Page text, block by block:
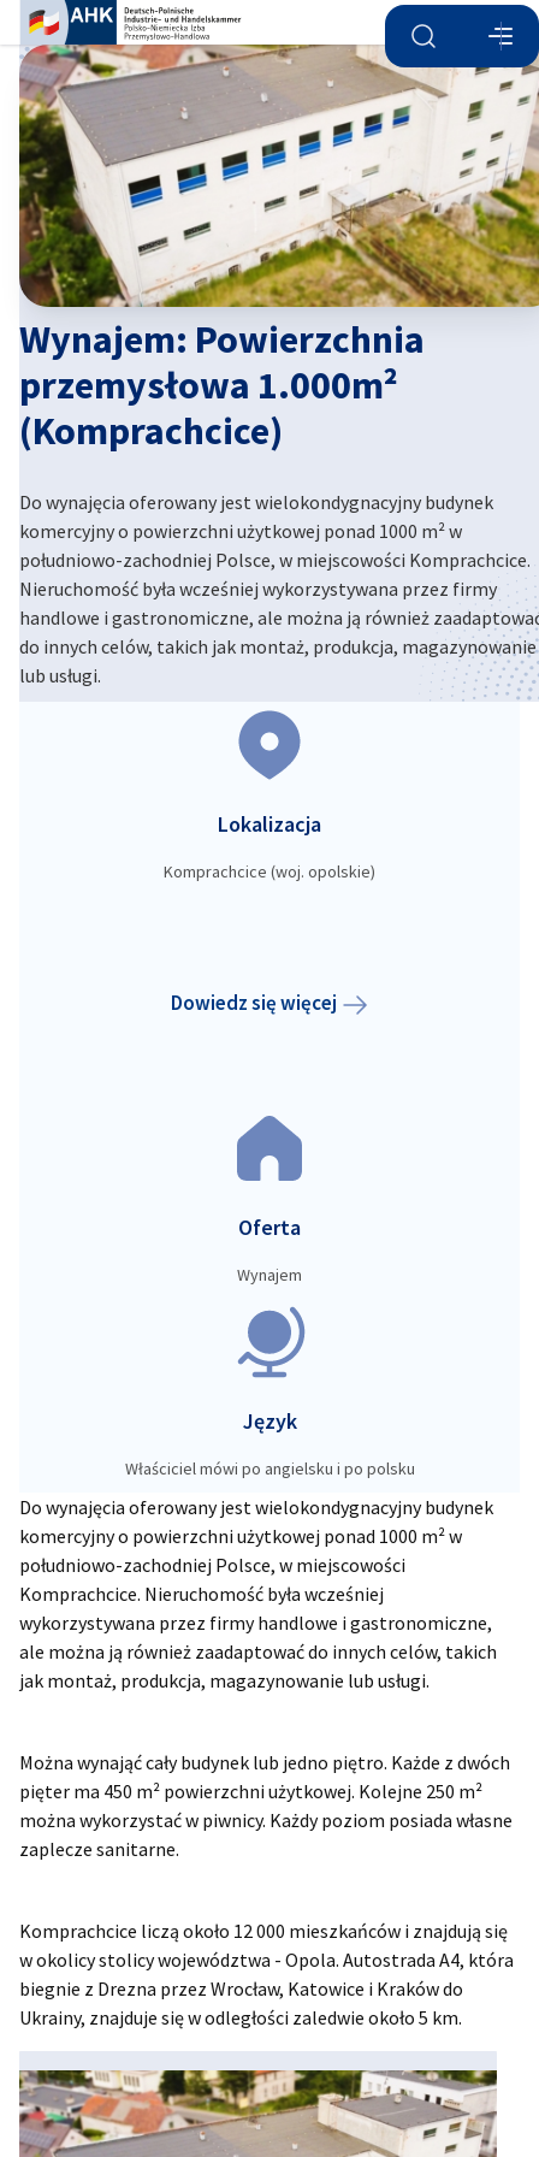
Otwórz
Poland
Wynajem: Powierzchnia
przemysłowa 1.000m²
(Komprachcice)
Do wynajęcia oferowany jest wielokondygnacyjny budynek
komercyjny o powierzchni użytkowej ponad 1000 m² w
południowo-zachodniej Polsce, w miejscowości Komprachcice.
Nieruchomość była wcześniej wykorzystywana przez firmy
handlowe i gastronomiczne, ale można ją również
do innych celów, takich jak montaż, produkcja, magazynowanie
lub usługi.
Lokalizacja
Komprachcice (woj. opolskie)
Dowiedz się więcej
Oferta
Wynajem
Język
Właściciel mówi po angielsku i po polsku
Do wynajęcia oferowany jest wielokondygnacyjny budynek
komercyjny o powierzchni użytkowej ponad 1000 m² w
południowo-zachodniej Polsce, w miejscowości
Komprachcice. Nieruchomość była wcześniej
wykorzystywana przez firmy handlowe i gastronomiczne,
ale można ją również zaadaptować do innych celów, takich
jak montaż, produkcja, magazynowanie lub usługi.
Można wynająć cały budynek lub jedno piętro. Każde z dwóch
pięter ma 450 m² powierzchni użytkowej. Kolejne 250 m²
można wykorzystać w piwnicy. Każdy poziom posiada własne
zaplecze sanitarne.
Komprachcice liczą około 12 000 mieszkańców i znajdują się
w okolicy stolicy województwa - Opola. Autostrada A4, która
biegnie z Drezna przez Wrocław, Katowice i Kraków do
Ukrainy, znajduje się w odległości zaledwie około 5 km.